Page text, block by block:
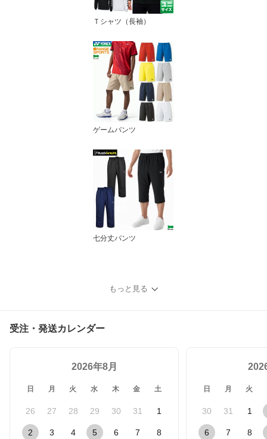
Ｔシャツ（長袖）
ゲームパンツ
七分丈パンツ
もっと見る
受注・発送カレンダー
2026年8月
日 月 火 水 木 金 土
26 27 28 29 30 31 1
2 3 4 5 6 7 8
日 月 火
30 31 1
6 7 8